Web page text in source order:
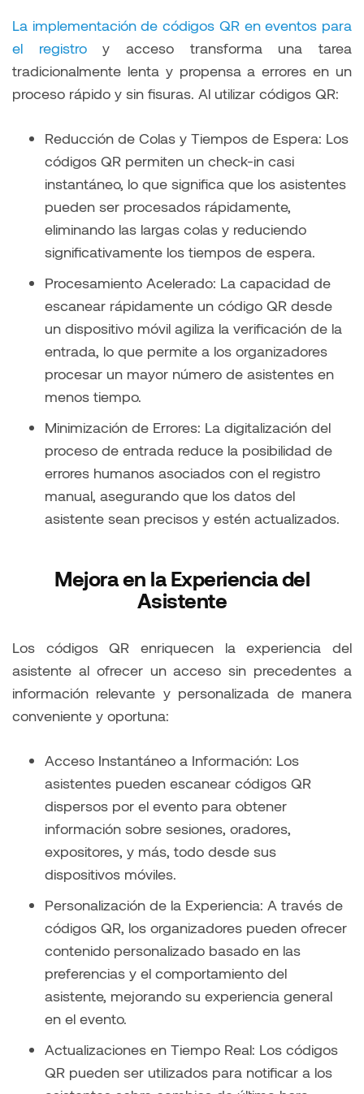
La implementación de códigos QR en eventos para
el registroy acceso transforma una tarea
tradicionalmente lenta y propensa a errores en un
proceso rápido y sin fisuras. Al utilizar códigos QR:
Reducción de Colas y Tiempos de Espera: Los
códigos QR permiten un check-in casi
instantáneo, lo que significa que los asistentes
pueden ser procesados rápidamente,
eliminando las largas colas y reduciendo
significativamente los tiempos de espera.
Procesamiento Acelerado: La capacidad de
escanear rápidamente un código QR desde
un dispositivo móvil agiliza la verificación de la
entrada, lo que permite a los organizadores
procesar un mayor número de asistentes en
menos tiempo.
Minimización de Errores: La digitalización del
proceso de entrada reduce la posibilidad de
errores humanos asociados con el registro
manual, asegurando que los datos del
asistente sean precisos y estén actualizados.
Mejora en la Experiencia del
Asistente
Los códigos QR enriquecen la experiencia del
asistente al ofrecer un acceso sin precedentes a
información relevante y personalizada de manera
conveniente y oportuna:
Acceso Instantáneo a Información: Los
asistentes pueden escanear códigos QR
dispersos por el evento para obtener
información sobre sesiones, oradores,
expositores, y más, todo desde sus
dispositivos móviles.
Personalización de la Experiencia: A través de
códigos QR, los organizadores pueden ofrecer
contenido personalizado basado en las
preferencias y el comportamiento del
asistente, mejorando su experiencia general
en el evento.
Actualizaciones en Tiempo Real: Los códigos
QR pueden ser utilizados para notificar a los